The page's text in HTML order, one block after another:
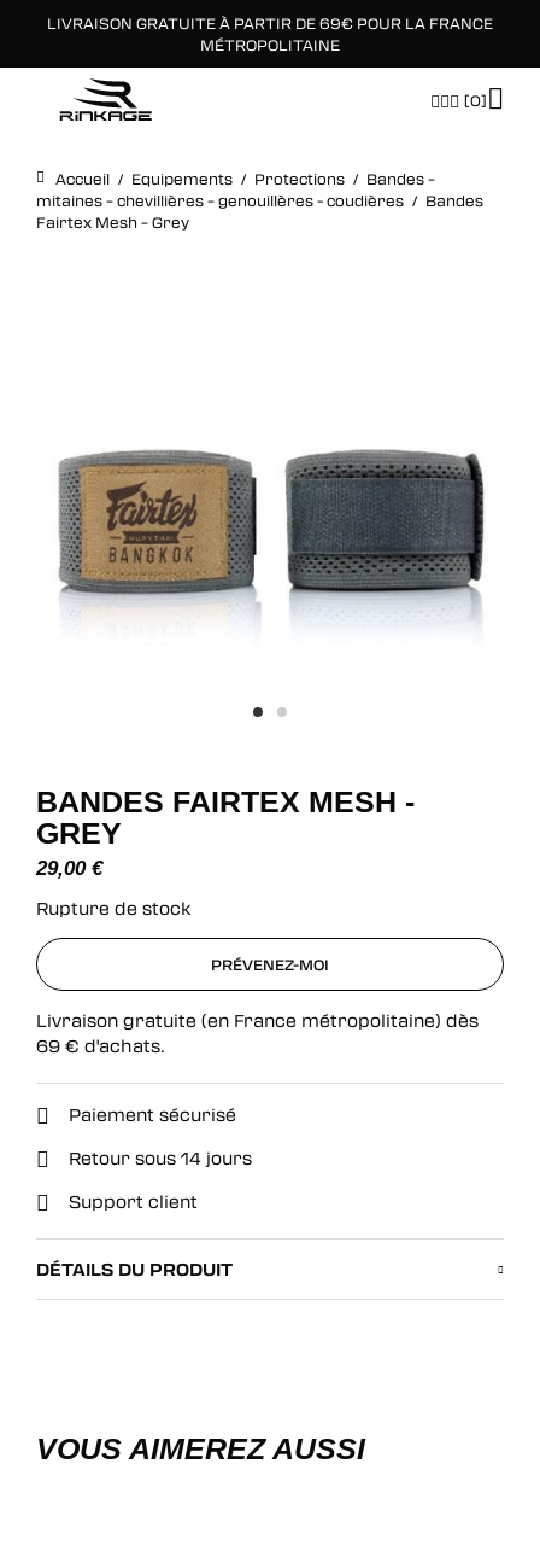
LIVRAISON GRATUITE À PARTIR DE 69€ POUR LA FRANCE
MÉTROPOLITAINE
[0]
Accueil / Equipements / Protections / Bandes –
mitaines – chevillières – genouillères - coudières / Bandes
Fairtex Mesh – Grey
BANDES FAIRTEX MESH -
GREY
29,00 €
Rupture de stock
PRÉVENEZ-MOI
PRÉVENEZ-MOI
Livraison gratuite (en France métropolitaine) dès
69 € d'achats.
Paiement sécurisé
Retour sous 14 jours
Support client
DÉTAILS DU PRODUIT
VOUS AIMEREZ AUSSI